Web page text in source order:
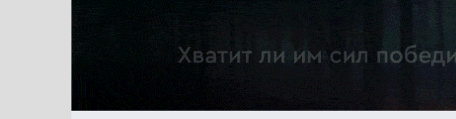
Перейти к основному содержанию